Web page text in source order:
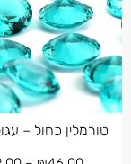
טורמלין כחול –